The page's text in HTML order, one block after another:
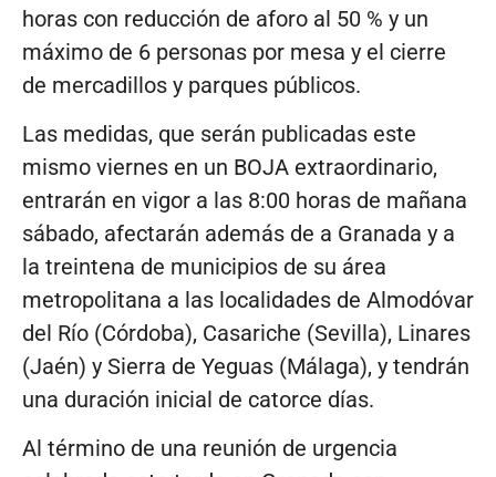
horas con reducción de aforo al 50 % y un
máximo de 6 personas por mesa y el cierre
de mercadillos y parques públicos.
Las medidas, que serán publicadas este
mismo viernes en un BOJA extraordinario,
entrarán en vigor a las 8:00 horas de mañana
sábado, afectarán además de a Granada y a
la treintena de municipios de su área
metropolitana a las localidades de Almodóvar
del Río (Córdoba), Casariche (Sevilla), Linares
(Jaén) y Sierra de Yeguas (Málaga), y tendrán
una duración inicial de catorce días.
Al término de una reunión de urgencia